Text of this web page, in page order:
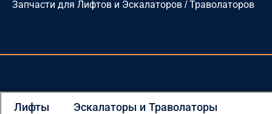
Перейти
Запчасти для Лифтов и Эскалаторов / Траволаторов
Лифты Эскалаторы и Траволаторы